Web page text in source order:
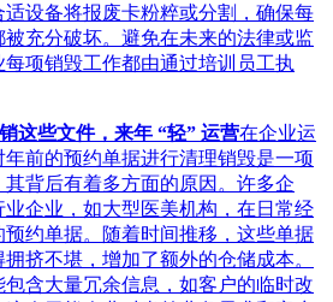
设备将报废卡粉粹或分割，确保每
充分破坏。避免在未来的法律或监
项销毁工作都由通过培训员工执
这些文件，来年 “轻” 运营在企业运
前的预约单据进行清理销毁是一项
背后有着多方面的原因。许多企
业企业，如大型医美机构，在日常经
约单据。随着时间推移，这些单据
挤不堪，增加了额外的仓储成本。
包含大量冗余信息，如客户的临时改